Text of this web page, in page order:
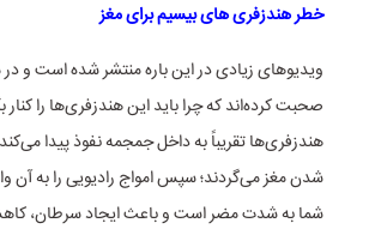
خطر هندزفری های بیسیم برای مغز
ویدیوهای زیادی در این باره منتشر شده است و
صحبت کرده‌اند که چرا باید این هندزفری‌ها را کنار
هندزفری‌ها تقریباً به داخل جمجمه نفوذ پیدا
شدن مغز می‌گردند؛ سپس امواج رادیویی را به آن
شما به شدت مضر است و باعث ایجاد سرطان،